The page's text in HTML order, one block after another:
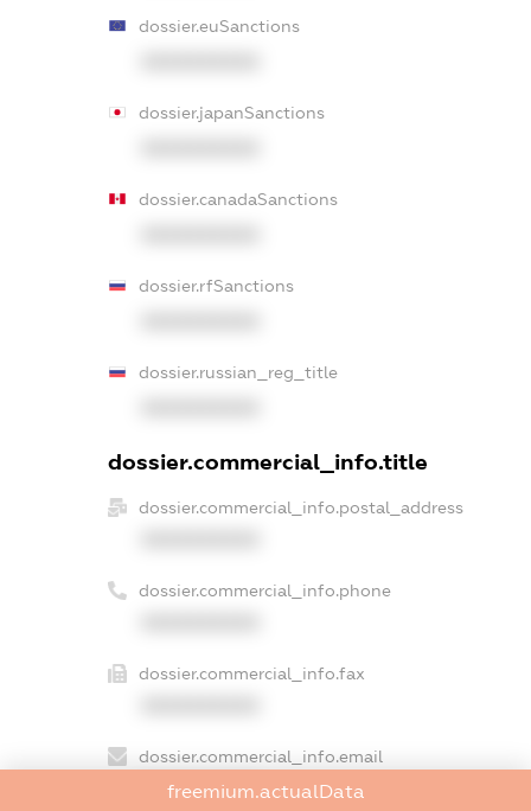
dossier.euSanctions
dossier.japanSanctions
dossier.canadaSanctions
dossier.rfSanctions
dossier.russian_reg_title
dossier.commercial_info.title
dossier.commercial_info.postal_address
dossier.commercial_info.phone
dossier.commercial_info.fax
dossier.commercial_info.email
XXXXXXXXXX
freemium.actualData